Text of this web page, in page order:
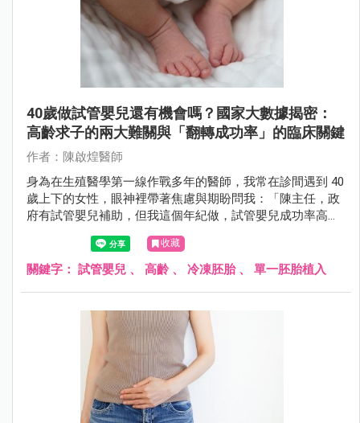
40歲做試管嬰兒還有機會嗎？國家大數據揭密：
高齡求子的兩大難關與「翻轉成功率」的臨床關鍵
作者：陳啟煌醫師
身為在生殖醫學第一線作戰多年的醫師，我常在診間遇到 40
歲上下的女性，眼神裡帶著焦慮與期盼問我：「陳主任，政
府有試管嬰兒補助，但我這個年紀做，試管嬰兒成功率高
嗎？會不會很容易流產？」
收藏
關鍵字： 試管嬰兒 、 高齡、 冷凍胚胎、 單一胚胎植入